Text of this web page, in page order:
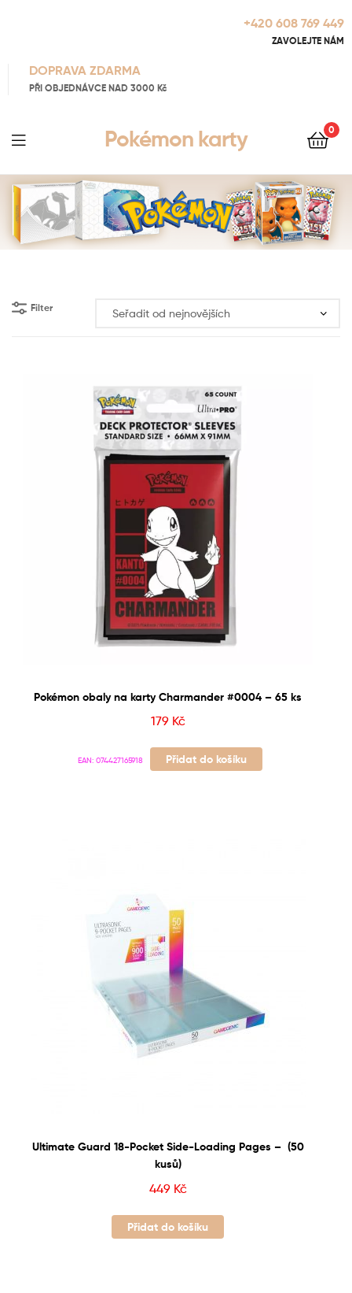
+420 608 769 449
ZAVOLEJTE NÁM
DOPRAVA ZDARMA
PŘI OBJEDNÁVCE NAD 3000 Kč
Pokémon karty 0
Filter
Pokémon obaly na karty Charmander #0004 – 65 ks
179 Kč
EAN: 074427165918 Přidat do košíku
Ultimate Guard 18-Pocket Side-Loading Pages – (50
kusů)
449 Kč
Přidat do košíku